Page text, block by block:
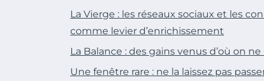
La Vierge : les réseaux sociaux et les
comme levier d’enrichissement
La Balance : des gains venus d’où on
Une fenêtre rare : ne la laissez pas